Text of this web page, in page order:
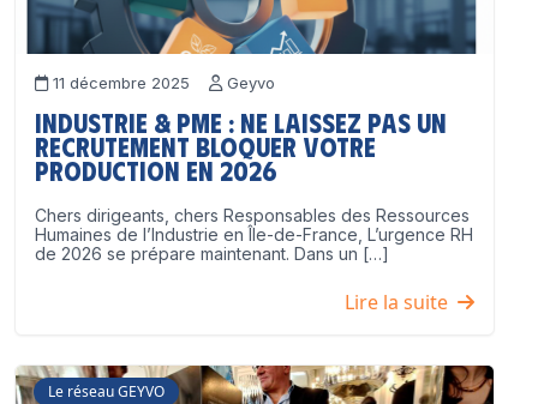
11 décembre 2025 Geyvo
Industrie & PME : ne laissez pas un
recrutement bloquer votre
production en 2026
Chers dirigeants, chers Responsables des Ressources
Humaines de l’Industrie en Île-de-France, L’urgence RH
de 2026 se prépare maintenant. Dans un […]
Lire la suite
Le réseau GEYVO